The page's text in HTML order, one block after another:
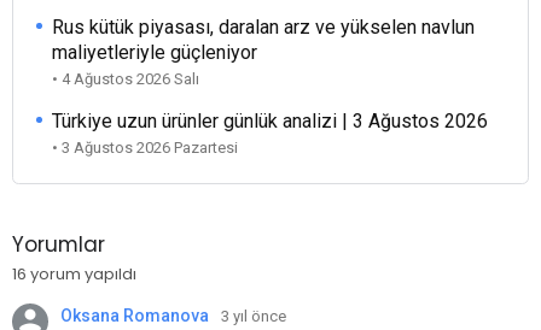
Rus kütük piyasası, daralan arz ve yükselen navlun
maliyetleriyle güçleniyor
• 4 Ağustos 2026 Salı
Türkiye uzun ürünler günlük analizi | 3 Ağustos 2026
• 3 Ağustos 2026 Pazartesi
Yorumlar
16 yorum yapıldı
Oksana Romanova
3 yıl önce